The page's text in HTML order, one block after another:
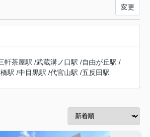
変更
軒茶屋駅 /武蔵溝ノ口駅 /自由が丘駅 /
駅 /中目黒駅 /代官山駅 /五反田駅